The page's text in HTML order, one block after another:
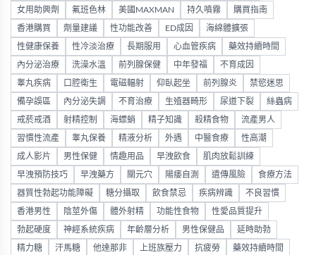
女用助興劑 氟班色林 美國MAXMAN 持久噴霧 購買指南
香港購買 劑量建議 性功能改善 ED成因 海綿體擴張
性健康保養 性冷淡治療 長期服用 心血管疾病 藥效持續時間
內分泌治療 洗澡水溫 前列腺保健 中年發福 不育成因
睾丸疾病 口腔衛生 電磁輻射 仰臥起坐 前列腺炎 禁慾迷思
備孕誤區 內分泌失調 不育治療 生殖器畸形 尿道下裂 絲蟲病
戒菸戒酒 射精控制 海螵蛸 精子知識 殺精食物 流產男人
習慣性流產 睾丸保養 精液分析 外遇 中醫食療 性高潮
成人影片 男性保健 情趣用品 早洩飲食 肌肉放鬆訓練
早洩預防技巧 早洩藥方 關元穴 陽痿自測 遺傳風險 食療方法
器質性勃起功能障礙 糖分攝取 飲食禁忌 疾病辨識 不良習慣
香港男性 陰莖外傷 體外射精 功能性食物 性愛品質提升
勃起硬度 神經系統疾病 年齡層分析 男性保健品 延時助勃
精力糖 汗馬糖 他達那非 上班族壓力 抗疲勞 藥效持續時間